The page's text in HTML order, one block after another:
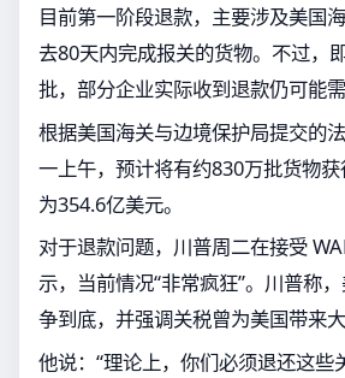
目前第一阶段退款，主要涉及美国
去80天内完成报关的货物。不过，
批，部分企业实际收到退款仍可能
根据美国海关与边境保护局提交的
一上午，预计将有约830万批货物
为354.6亿美元。
对于退款问题，川普周二在接受
示，当前情况“非常疯狂”。川普称
争到底，并强调关税曾为美国带来大
他说：“理论上，你们必须退还这些